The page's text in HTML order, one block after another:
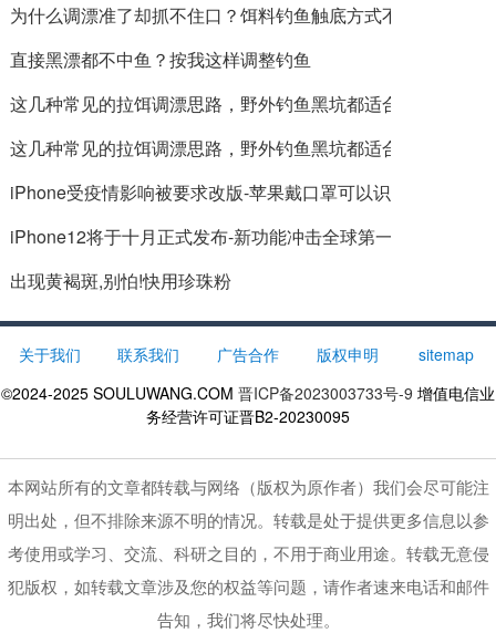
为什么调漂准了却抓不住口？饵料钓鱼触底方式不同
直接黑漂都不中鱼？按我这样调整钓鱼
这几种常见的拉饵调漂思路，野外钓鱼黑坑都适合
这几种常见的拉饵调漂思路，野外钓鱼黑坑都适合
iPhone受疫情影响被要求改版-苹果戴口罩可以识别解锁
iPhone12将于十月正式发布-新功能冲击全球第一
出现黄褐斑,别怕!快用珍珠粉
关于我们 联系我们 广告合作 版权申明
sitemap
©2024-2025 SOULUWANG.COM 晋ICP备2023003733号-9 增值电信业
务经营许可证晋B2-20230095
本网站所有的文章都转载与网络（版权为原作者）我们会尽可能注
明出处，但不排除来源不明的情况。转载是处于提供更多信息以参
考使用或学习、交流、科研之目的，不用于商业用途。转载无意侵
犯版权，如转载文章涉及您的权益等问题，请作者速来电话和邮件
告知，我们将尽快处理。